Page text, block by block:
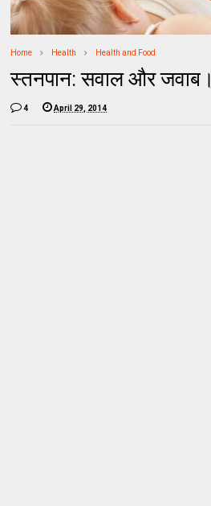
Home Health Health and Food
स्तनपान: सवाल और जवाब।
4 April 29, 2014